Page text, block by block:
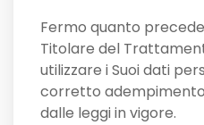
Fermo quanto
Titolare del
utilizzare i Suoi dati
corretto
dalle leggi in vigore.